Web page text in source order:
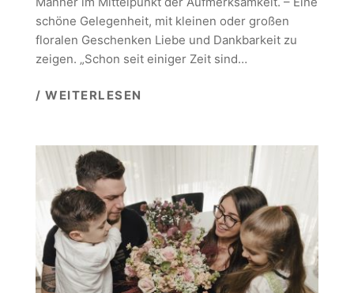
schöne Gelegenheit, mit kleinen oder großen
floralen Geschenken Liebe und Dankbarkeit zu
zeigen. „Schon seit einiger Zeit sind…
/ WEITERLESEN